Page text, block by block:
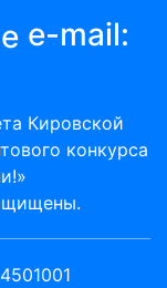
e-mail:
Кировской
конкурса